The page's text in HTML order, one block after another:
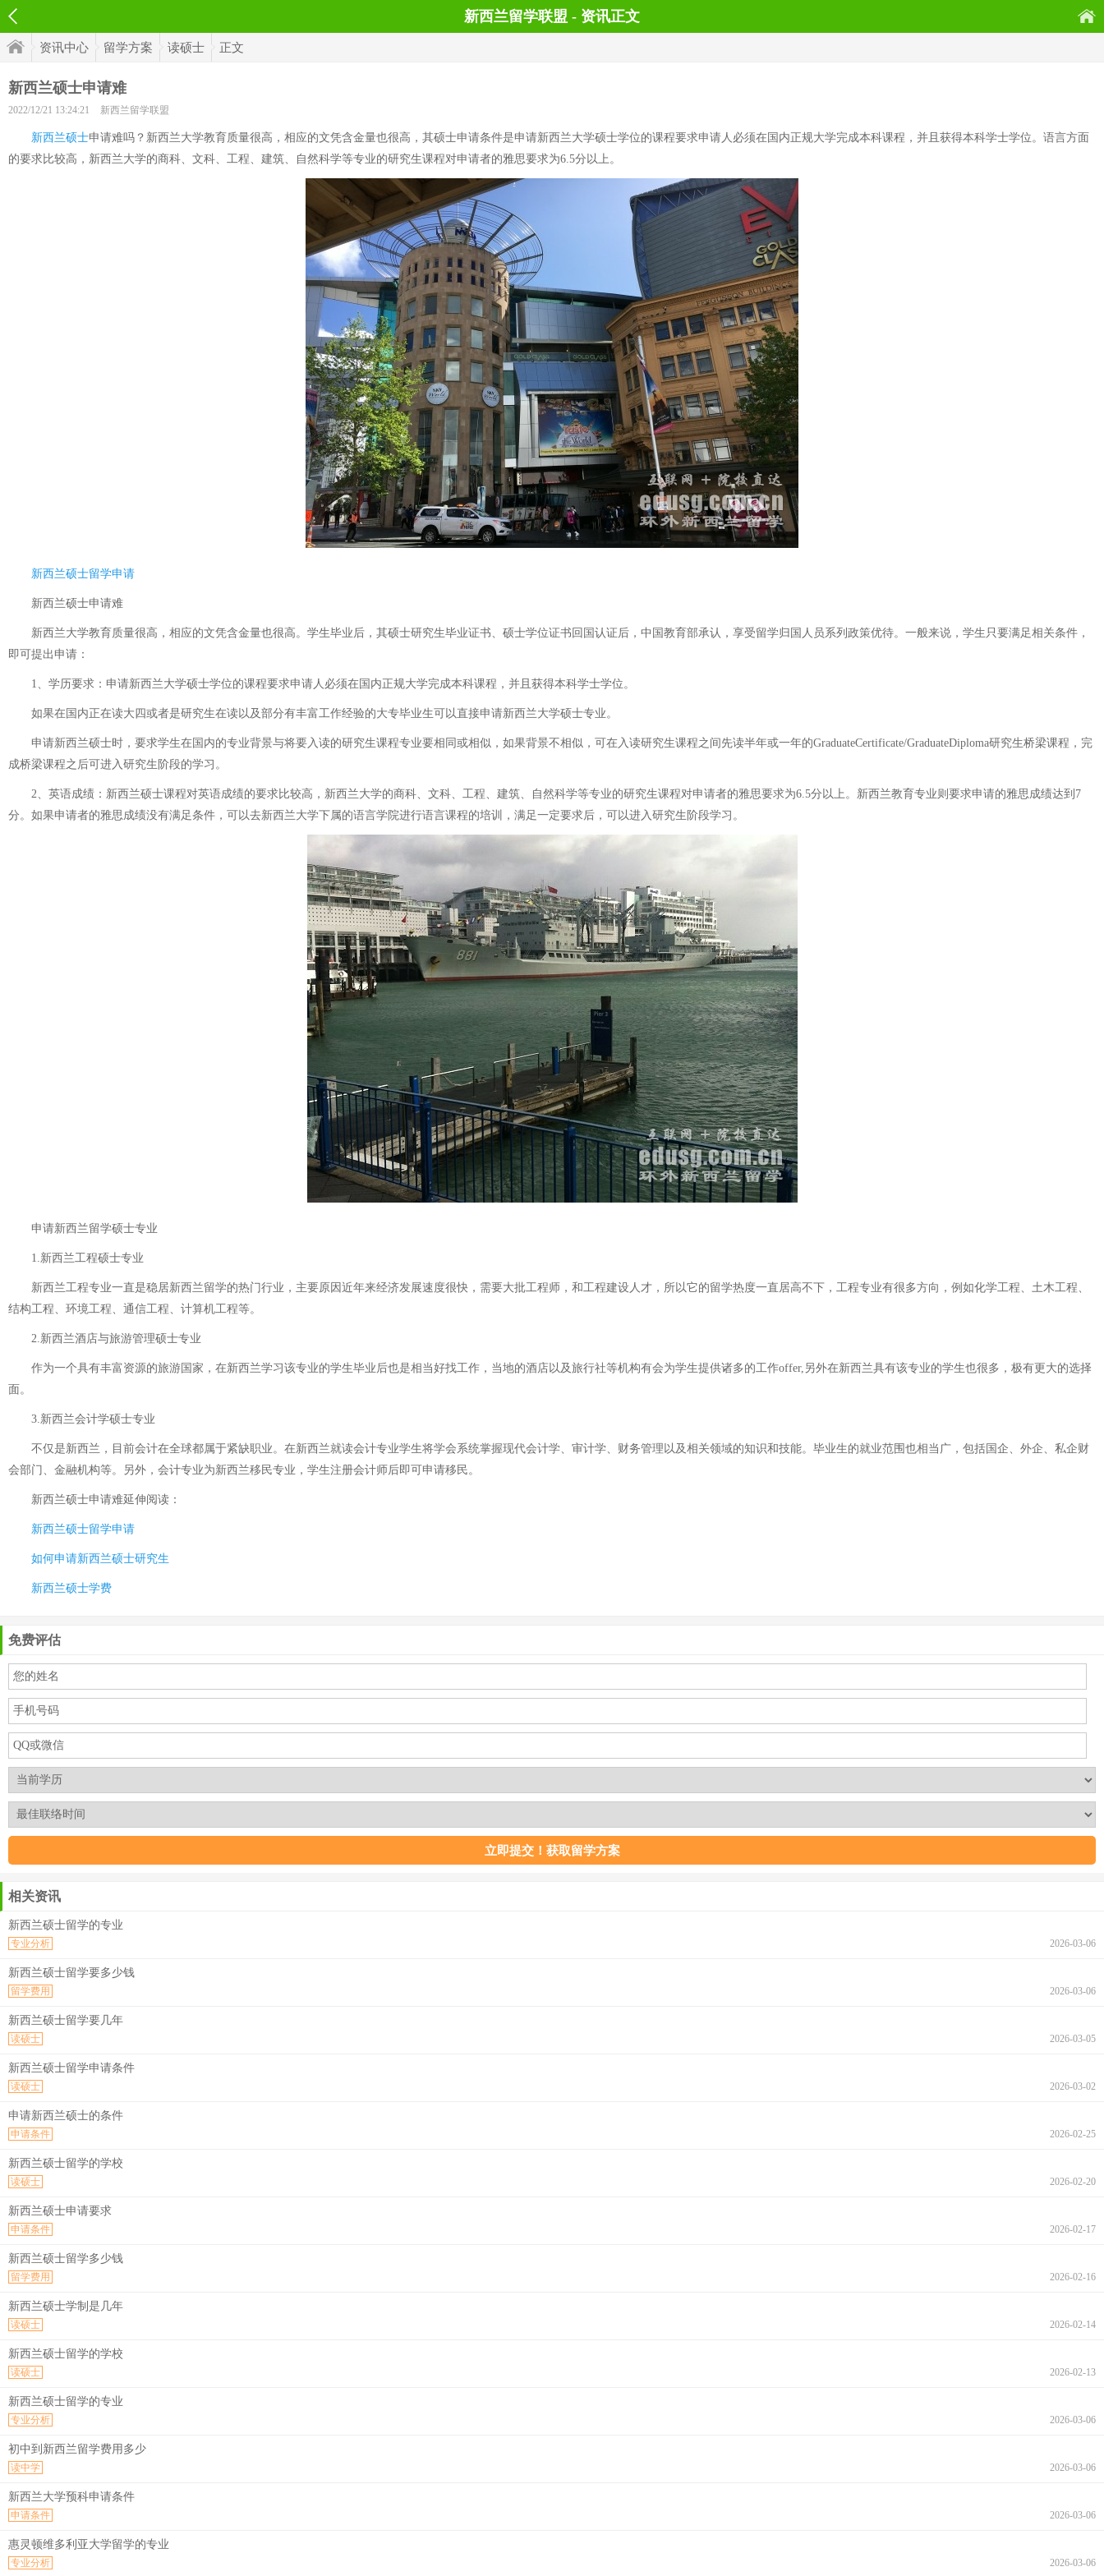
新西兰留学联盟 - 资讯正文
资讯中心 留学方案 读硕士 正文
新西兰硕士申请难
2022/12/21 13:24:21 新西兰留学联盟
新西兰硕士申请难吗？新西兰大学教育质量很高，相应的文凭含金量也很高，其硕士申请条件是申请新西兰大学硕士学位的课程要求申请人必须在国内正规大学完成本科课程，并且获得本科学士学位。语言方面
的要求比较高，新西兰大学的商科、文科、工程、建筑、自然科学等专业的研究生课程对申请者的雅思要求为6.5分以上。
新西兰硕士留学申请
新西兰硕士申请难
新西兰大学教育质量很高，相应的文凭含金量也很高。学生毕业后，其硕士研究生毕业证书、硕士学位证书回国认证后，中国教育部承认，享受留学归国人员系列政策优待。一般来说，学生只要满足相关条件，
即可提出申请：
1、学历要求：申请新西兰大学硕士学位的课程要求申请人必须在国内正规大学完成本科课程，并且获得本科学士学位。
如果在国内正在读大四或者是研究生在读以及部分有丰富工作经验的大专毕业生可以直接申请新西兰大学硕士专业。
申请新西兰硕士时，要求学生在国内的专业背景与将要入读的研究生课程专业要相同或相似，如果背景不相似，可在入读研究生课程之间先读半年或一年的GraduateCertificate/GraduateDiploma研究生桥梁课程，完
成桥梁课程之后可进入研究生阶段的学习。
2、英语成绩：新西兰硕士课程对英语成绩的要求比较高，新西兰大学的商科、文科、工程、建筑、自然科学等专业的研究生课程对申请者的雅思要求为6.5分以上。新西兰教育专业则要求申请的雅思成绩达到7
分。如果申请者的雅思成绩没有满足条件，可以去新西兰大学下属的语言学院进行语言课程的培训，满足一定要求后，可以进入研究生阶段学习。
申请新西兰留学硕士专业
1.新西兰工程硕士专业
新西兰工程专业一直是稳居新西兰留学的热门行业，主要原因近年来经济发展速度很快，需要大批工程师，和工程建设人才，所以它的留学热度一直居高不下，工程专业有很多方向，例如化学工程、土木工程、
结构工程、环境工程、通信工程、计算机工程等。
2.新西兰酒店与旅游管理硕士专业
作为一个具有丰富资源的旅游国家，在新西兰学习该专业的学生毕业后也是相当好找工作，当地的酒店以及旅行社等机构有会为学生提供诸多的工作offer,另外在新西兰具有该专业的学生也很多，极有更大的选择
面。
3.新西兰会计学硕士专业
不仅是新西兰，目前会计在全球都属于紧缺职业。在新西兰就读会计专业学生将学会系统掌握现代会计学、审计学、财务管理以及相关领域的知识和技能。毕业生的就业范围也相当广，包括国企、外企、私企财
会部门、金融机构等。另外，会计专业为新西兰移民专业，学生注册会计师后即可申请移民。
新西兰硕士申请难延伸阅读：
新西兰硕士留学申请
如何申请新西兰硕士研究生
新西兰硕士学费
免费评估
相关资讯
新西兰硕士留学的专业
2026-03-06
专业分析
新西兰硕士留学要多少钱
2026-03-06
留学费用
新西兰硕士留学要几年
2026-03-05
读硕士
新西兰硕士留学申请条件
2026-03-02
读硕士
申请新西兰硕士的条件
2026-02-25
申请条件
新西兰硕士留学的学校
2026-02-20
读硕士
新西兰硕士申请要求
2026-02-17
申请条件
新西兰硕士留学多少钱
2026-02-16
留学费用
新西兰硕士学制是几年
2026-02-14
读硕士
新西兰硕士留学的学校
2026-02-13
读硕士
新西兰硕士留学的专业
2026-03-06
专业分析
初中到新西兰留学费用多少
2026-03-06
读中学
新西兰大学预科申请条件
2026-03-06
申请条件
惠灵顿维多利亚大学留学的专业
2026-03-06
专业分析